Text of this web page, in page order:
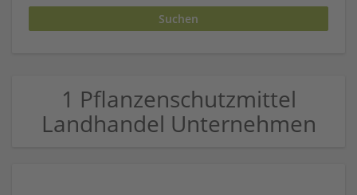
1 Pflanzenschutzmittel
Landhandel Unternehmen